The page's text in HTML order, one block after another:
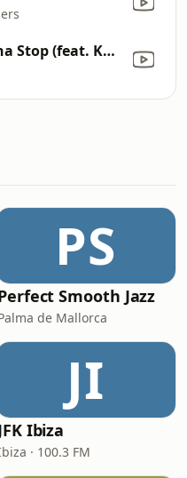
I Don't Wanna Stop (feat. Kylie Auldist)
PS
Smooth Jazz
de Mallorca
JI
Ibiza
· 100.3 FM